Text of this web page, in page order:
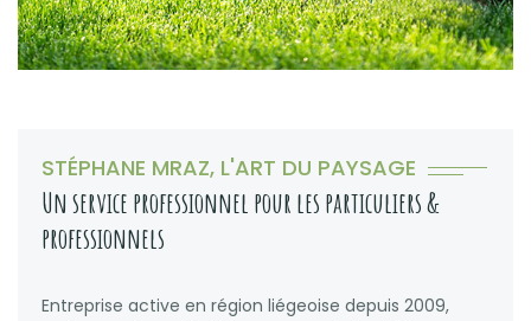
STÉPHANE MRAZ, L'ART DU PAYSAGE
Un service professionnel pour les particuliers &
professionnels
Entreprise active en région liégeoise depuis 2009,